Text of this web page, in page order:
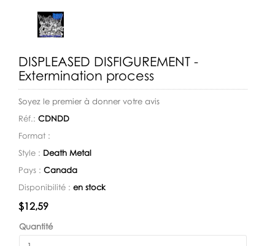
DISPLEASED DISFIGUREMENT -
Extermination process
Soyez le premier à donner votre avis
Réf.: CDNDD
Format :
Style : Death Metal
Pays : Canada
Disponibilité : en stock
Disponibilité:
$12,59
Quantité